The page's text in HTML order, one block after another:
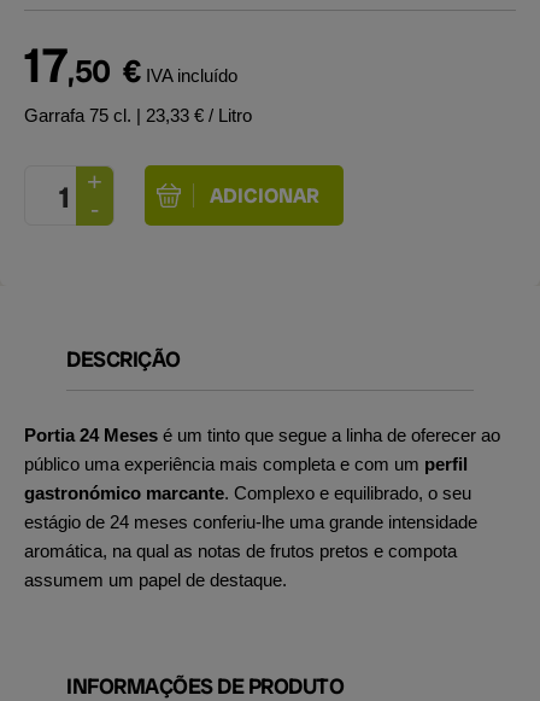
17,50 € IVA incluído
Garrafa 75 cl. | 23,33 € / Litro
DESCRIÇÃO
Portia 24 Meses é um tinto que segue a linha de oferecer ao
público uma experiência mais completa e com um perfil
gastronómico marcante. Complexo e equilibrado, o seu
estágio de 24 meses conferiu-lhe uma grande intensidade
aromática, na qual as notas de frutos pretos e compota
assumem um papel de destaque.
INFORMAÇÕES DE PRODUTO